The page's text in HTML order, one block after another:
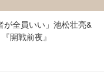
が全員いい」池松壮亮&
開戦前夜』